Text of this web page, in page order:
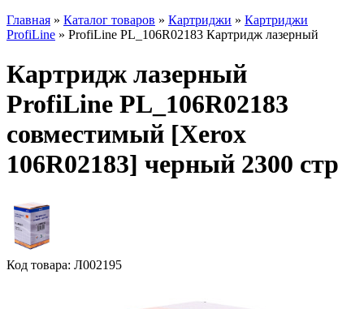
Главная » Каталог товаров » Картриджи » Картриджи
ProfiLine » ProfiLine PL_106R02183 Картридж лазерный
Картридж лазерный
ProfiLine PL_106R02183
совместимый [Xerox
106R02183] черный 2300 стр
Код товара: Л002195